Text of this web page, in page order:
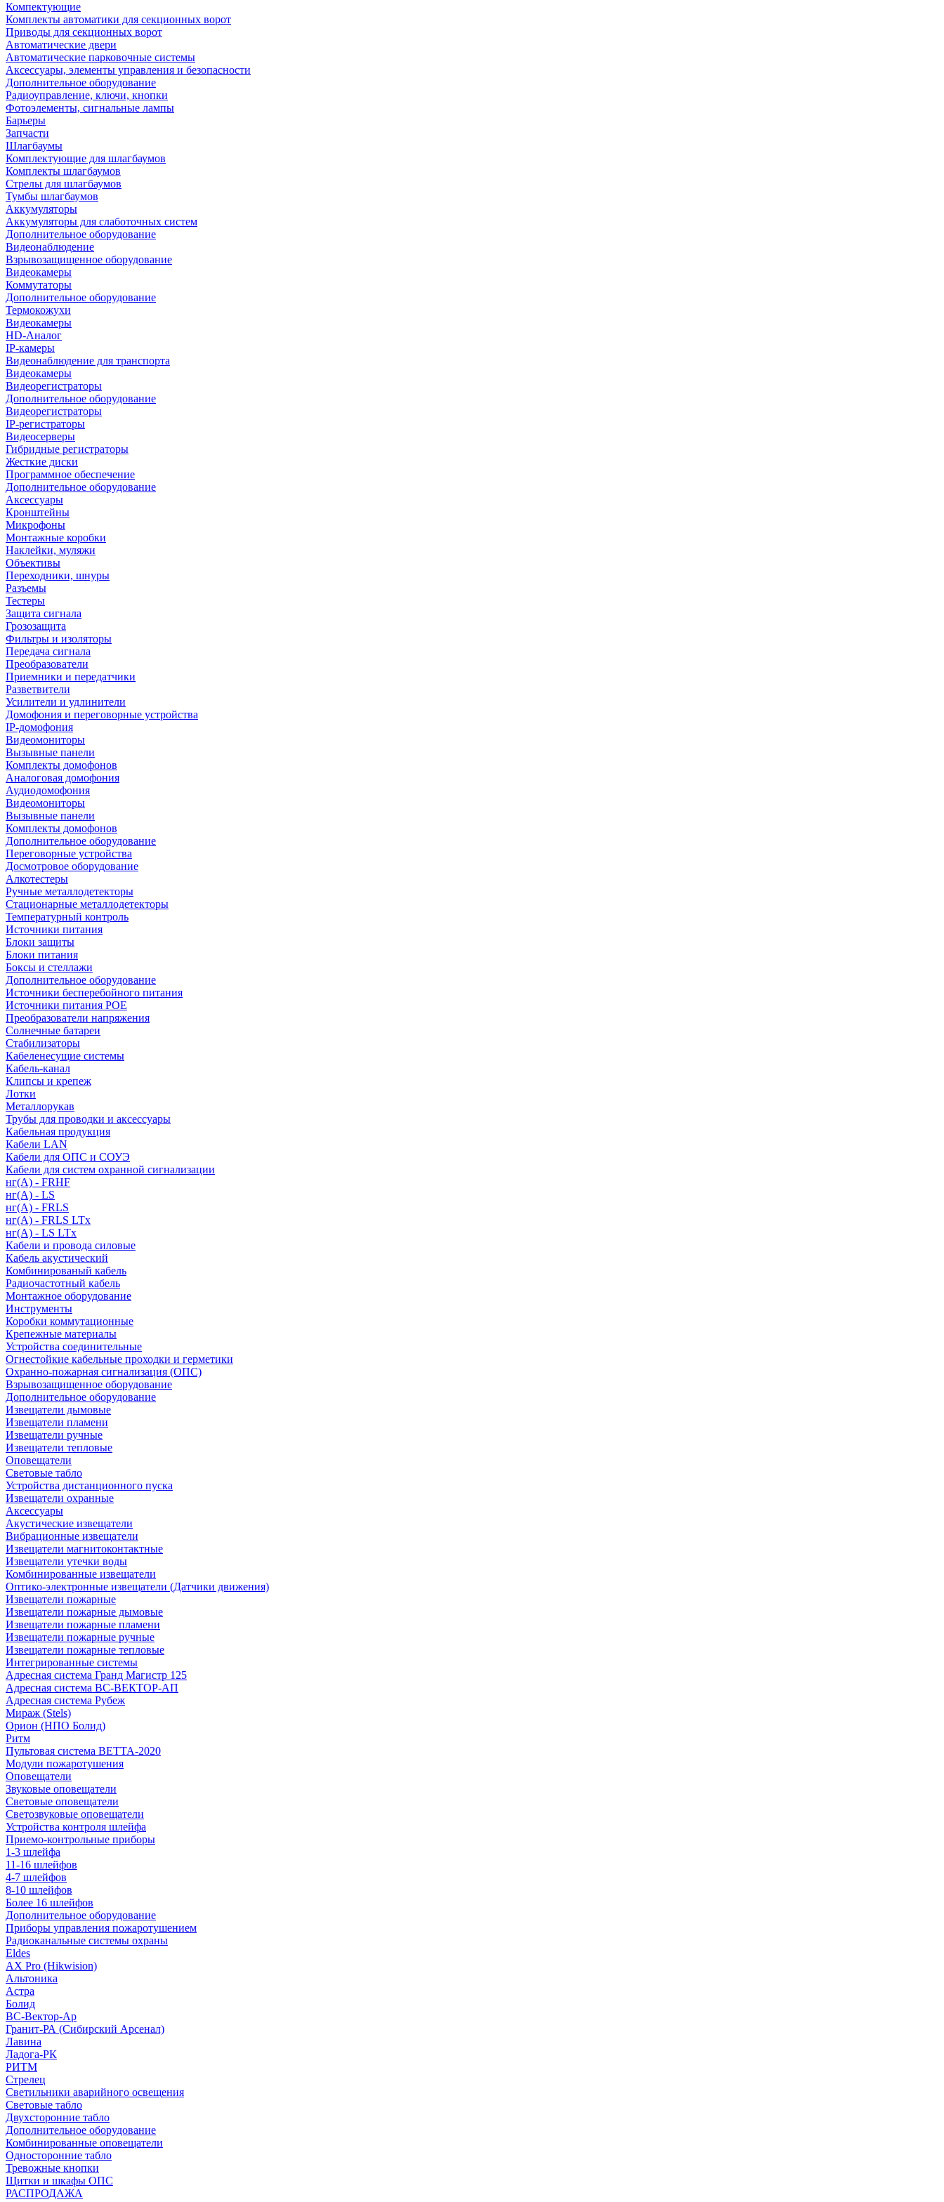
Компектующие
Комплекты автоматики для секционных ворот
Приводы для секционных ворот
Автоматические двери
Автоматические парковочные системы
Аксессуары, элементы управления и безопасности
Дополнительное оборудование
Радиоуправление, ключи, кнопки
Фотоэлементы, сигнальные лампы
Барьеры
Запчасти
Шлагбаумы
Комплектующие для шлагбаумов
Комплекты шлагбаумов
Стрелы для шлагбаумов
Тумбы шлагбаумов
Аккумуляторы
Аккумуляторы для слаботочных систем
Дополнительное оборудование
Видеонаблюдение
Взрывозащищенное оборудование
Видеокамеры
Коммутаторы
Дополнительное оборудование
Термокожухи
Видеокамеры
HD-Аналог
IP-камеры
Видеонаблюдение для транспорта
Видеокамеры
Видеорегистраторы
Дополнительное оборудование
Видеорегистраторы
IP-регистраторы
Видеосерверы
Гибридные регистраторы
Жесткие диски
Программное обеспечение
Дополнительное оборудование
Аксессуары
Кронштейны
Микрофоны
Монтажные коробки
Наклейки, муляжи
Объективы
Переходники, шнуры
Разъемы
Тестеры
Защита сигнала
Грозозащита
Фильтры и изоляторы
Передача сигнала
Преобразователи
Приемники и передатчики
Разветвители
Усилители и удлинители
Домофония и переговорные устройства
IP-домофония
Видеомониторы
Вызывные панели
Комплекты домофонов
Аналоговая домофония
Аудиодомофония
Видеомониторы
Вызывные панели
Комплекты домофонов
Дополнительное оборудование
Переговорные устройства
Досмотровое оборудование
Алкотестеры
Ручные металлодетекторы
Стационарные металлодетекторы
Температурный контроль
Источники питания
Блоки защиты
Блоки питания
Боксы и стеллажи
Дополнительное оборудование
Источники бесперебойного питания
Источники питания POE
Преобразователи напряжения
Солнечные батареи
Стабилизаторы
Кабеленесущие системы
Кабель-канал
Клипсы и крепеж
Лотки
Металлорукав
Трубы для проводки и аксессуары
Кабельная продукция
Кабели LAN
Кабели для ОПС и СОУЭ
Кабели для систем охранной сигнализации
нг(A) - FRHF
нг(A) - LS
нг(А) - FRLS
нг(А) - FRLS LTx
нг(А) - LS LTx
Кабели и провода силовые
Кабель акустический
Комбинированый кабель
Радиочастотный кабель
Монтажное оборудование
Инструменты
Коробки коммутационные
Крепежные материалы
Устройства соединительные
Огнестойкие кабельные проходки и герметики
Охранно-пожарная сигнализация (ОПС)
Взрывозащищенное оборудование
Дополнительное оборудование
Извещатели дымовые
Извещатели пламени
Извещатели ручные
Извещатели тепловые
Оповещатели
Световые табло
Устройства дистанционного пуска
Извещатели охранные
Аксессуары
Акустические извещатели
Вибрационные извещатели
Извещатели магнитоконтактные
Извещатели утечки воды
Комбинированные извещатели
Оптико-электронные извещатели (Датчики движения)
Извещатели пожарные
Извещатели пожарные дымовые
Извещатели пожарные пламени
Извещатели пожарные ручные
Извещатели пожарные тепловые
Интегрированные системы
Адресная система Гранд Магистр 125
Адресная система ВС-ВЕКТОР-АП
Адресная система Рубеж
Мираж (Stels)
Орион (НПО Болид)
Ритм
Пультовая система ВЕТТА-2020
Модули пожаротушения
Оповещатели
Звуковые оповещатели
Световые оповещатели
Светозвуковые оповещатели
Устройства контроля шлейфа
Приемо-контрольные приборы
1-3 шлейфа
11-16 шлейфов
4-7 шлейфов
8-10 шлейфов
Более 16 шлейфов
Дополнительное оборудование
Приборы управления пожаротушением
Радиоканальные системы охраны
Eldes
AX Pro (Hikwision)
Альтоника
Астра
Болид
ВС-Вектор-Ар
Гранит-РА (Сибирский Арсенал)
Лавина
Ладога-РК
РИТМ
Стрелец
Светильники аварийного освещения
Световые табло
Двухсторонние табло
Дополнительное оборудование
Комбинированные оповещатели
Односторонние табло
Тревожные кнопки
Щитки и шкафы ОПС
РАСПРОДАЖА